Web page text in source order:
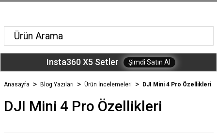
Insta360 X5 Setler Şimdi Satın Al
Anasayfa Blog Yazıları Ürün İncelemeleri DJI Mini 4 Pro Özellikleri
DJI Mini 4 Pro Özellikleri